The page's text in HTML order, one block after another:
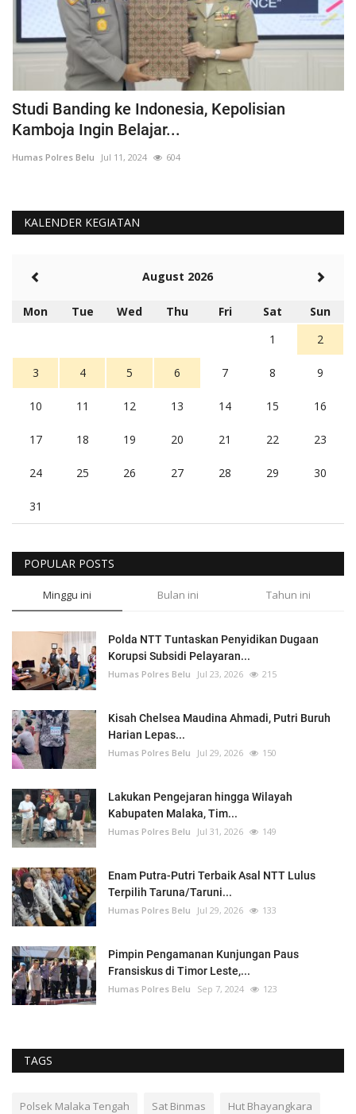
Studi Banding ke Indonesia, Kepolisian
Kamboja Ingin Belajar...
Humas Polres Belu Jul 11, 2024 604
KALENDER KEGIATAN
August 2026
Mon Tue Wed Thu Fri Sat
Sun
1
2
3 4 5 6 7 8 9
10 11 12 13 14 15 16
17 18 19 20 21 22 23
24 25 26 27 28 29 30
31
POPULAR POSTS
Minggu ini Bulan ini Tahun ini
Polda NTT Tuntaskan Penyidikan Dugaan
Korupsi Subsidi Pelayaran...
Humas Polres Belu Jul 23, 2026 215
Kisah Chelsea Maudina Ahmadi, Putri Buruh
Harian Lepas...
Humas Polres Belu Jul 29, 2026 150
Lakukan Pengejaran hingga Wilayah
Kabupaten Malaka, Tim...
Humas Polres Belu Jul 31, 2026 149
Enam Putra-Putri Terbaik Asal NTT Lulus
Terpilih Taruna/Taruni...
Humas Polres Belu Jul 29, 2026 133
Pimpin Pengamanan Kunjungan Paus
Fransiskus di Timor Leste,...
Humas Polres Belu Sep 7, 2024 123
TAGS
Polsek Malaka Tengah Sat Binmas Hut Bhayangkara